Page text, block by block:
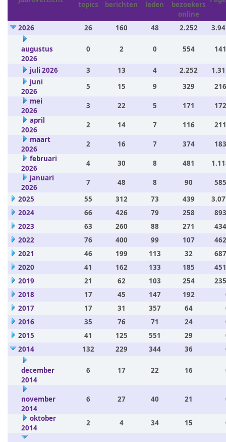
topics
berichten
leden
bezoekers
online
2026 26 160 48 2.252
augustus
2026
0 2 0 554
juli 2026 3 13 4 2.252
juni
2026
5 15 9 329
mei
2026
3 22 5 171
april
2026
2 14 7 116
maart
2026
2 16 7 374
februari
2026
4 30 8 481
januari
2026
7 48 8 90
2025
55 312 73 439
2024
66 426 79 258
2023
63 260 88 271
2022
76 400 99 107
2021
46 199 113 32
2020
41 162 133 185
2019
21 62 103 254
2018
17 45 147 192
2017
17 31 357 64
2016
35 76 71 24
2015
41 125 551 29
2014
132 229 344 36
december
2014
6 17 22 16
november
2014
6 27 40 21
oktober
2014
2 4 34 15